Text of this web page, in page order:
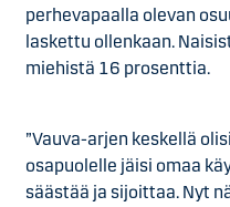
perhevapaalla olevan
laskettu ollenkaan.
miehistä 16 prosenttia.
”Vauva-arjen keskellä
osapuolelle jäisi omaa
säästää ja sijoittaa. Nyt